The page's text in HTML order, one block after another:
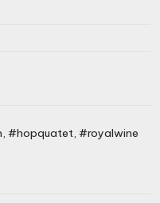
#hopquatet, #royalwine